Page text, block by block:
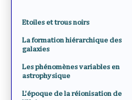
Etoiles et trous noirs
La formation hiérarchique des
galaxies
Les phénomènes variables en
astrophysique
L'époque de la réionisation de